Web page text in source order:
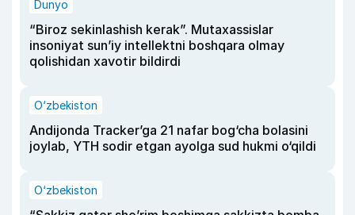
Dunyo
“Biroz sekinlashish kerak”. Mutaxassislar
insoniyat sun’iy intellektni boshqara olmay
qolishidan xavotir bildirdi
O‘zbekiston
Andijonda Tracker’ga 21 nafar bog‘cha bolasini
joylab, YTH sodir etgan ayolga sud hukmi o‘qildi
O‘zbekiston